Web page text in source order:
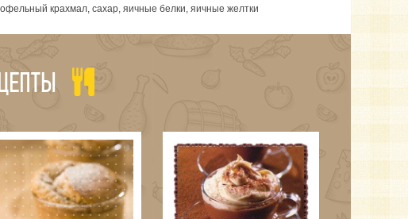
крахмал, сахар, яичные белки, яичные желтки